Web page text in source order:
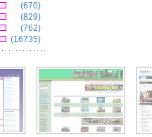
(670)
(829)
(762)
(16735)